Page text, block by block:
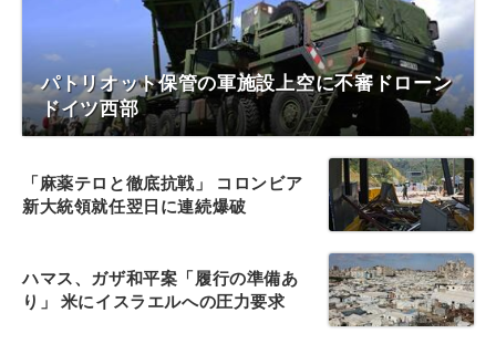
パトリオット保管の軍施設上空に不審ドローン
ドイツ西部
「麻薬テロと徹底抗戦」 コロンビア
新大統領就任翌日に連続爆破
ハマス、ガザ和平案「履行の準備あ
り」 米にイスラエルへの圧力要求